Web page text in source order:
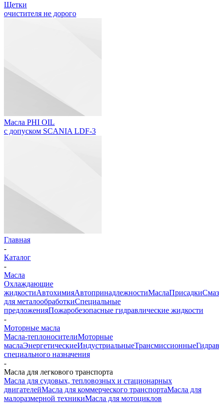
Щетки
очистителя не дорого
Масла PHI OIL
с допуском SCANIA LDF-3
Главная
-
Каталог
-
Масла
Охлаждающие
жидкостиАвтохимияАвтопринадлежностиМаслаПрисадки
для металообработкиСпециальные
предложенияПожаробезопасные гидравлические жидкости
-
Моторные масла
Масла-теплоносителиМоторные
маслаЭнергетическиеИндустриальныеТрансмиссионные
специального назначения
-
Масла для легкового транспорта
Масла для судовых, тепловозных и стационарных
двигателейМасла для коммерческого транспортаМасла для
малоразмерной техникиМасла для мотоциклов